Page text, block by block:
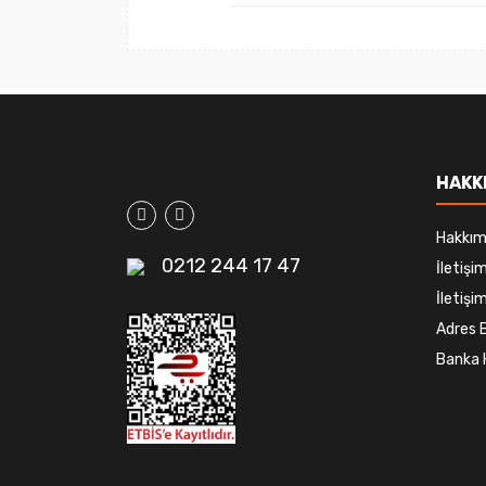
0212 244 17 47
Adres
Banka